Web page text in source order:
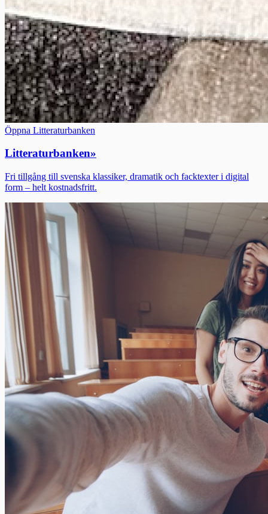
Öppna Litteraturbanken
Litteraturbanken»
Fri tillgång till svenska klassiker, dramatik och facktexter i digital
form – helt kostnadsfritt.